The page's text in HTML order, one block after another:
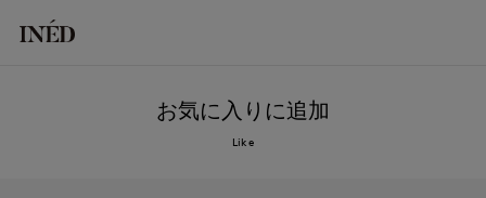
お気に入りに追加
Like